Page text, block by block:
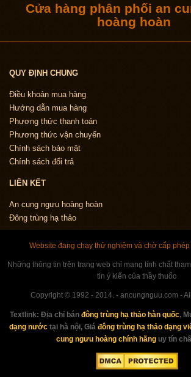
Cửa hàng phân phối an
hoàng hoàn
QUY ĐỊNH CHUNG
Điều khoản mua hàng
Hướng dẫn mua hàng
Phương thức thanh toán
Phương thức vận chuyển
Chính sách bảo mật
Chính sách đổi trả
LIÊN KẾT
An cung ngưu hoàng hoàn
Đông trùng hạ thảo
Website đang chạy thử nghiệm và chờ cấp phép
Những thông tin trên trang web chỉ mang tính chất
tin ý kiến của thầy thuốc
Copyright © 1992 - 2014. - ancungnguu.com -
Textlink: Địa chỉ bán đông trùng hạ thảo hàn quốc,
dạng nước tại hà nội, Giá đông trùng hạ thảo dạng
cung ngưu hoàng chính hãng uy tín